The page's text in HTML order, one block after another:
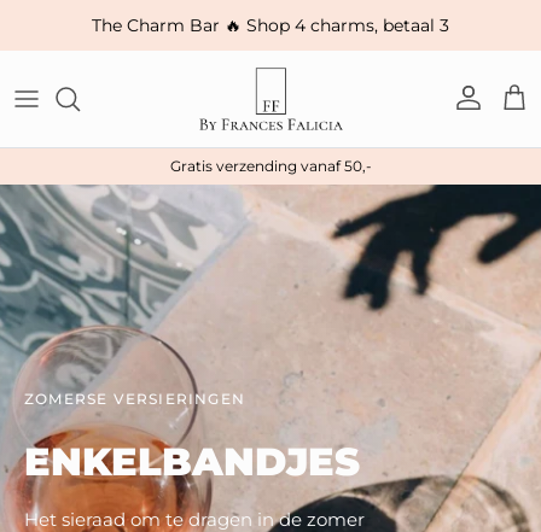
Ga naar inhoud
The Charm Bar 🔥 Shop 4 charms, betaal 3
Account
Gratis verzending vanaf 50,-
ZOMERSE VERSIERINGEN
ENKELBANDJES
Het sieraad om te dragen in de zomer